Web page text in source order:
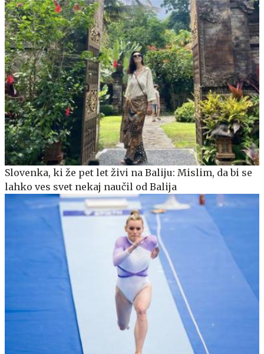
Slovenka, ki že pet let živi na Baliju: Mislim, da bi se
lahko ves svet nekaj naučil od Balija